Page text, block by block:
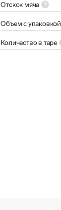
Отскок мяча
Объем с упаковкой
Количество в таре